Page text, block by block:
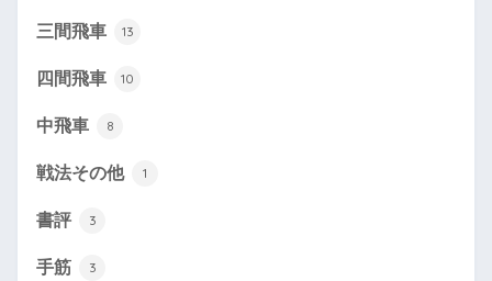
三間飛車 13
四間飛車 10
中飛車 8
戦法その他 1
書評 3
手筋 3